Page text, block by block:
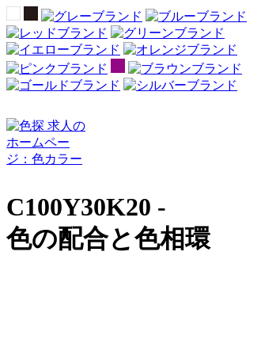
C100Y30K20 -
色の配合と色相環